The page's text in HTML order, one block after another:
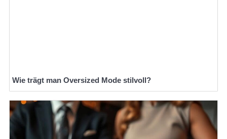
Wie trägt man Oversized Mode stilvoll?